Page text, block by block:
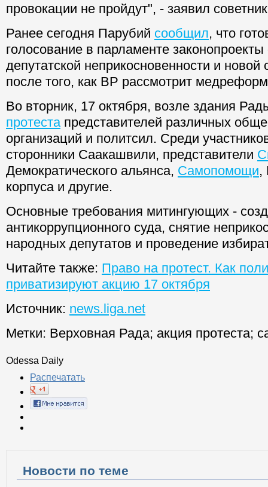
провокации не пройдут", - заявил
Ранее сегодня Парубий сообщил, что
голосование в парламенте
депутатской неприкосновенности и
после того, как ВР рассмотрит
Во вторник, 17 октября, возле здания
протестапредставителей различных
организаций и политсил. Среди
сторонники Саакашвили, представители
Демократического альянса, Самопомощи,
корпуса и другие.
Основные требования митингующих -
антикоррупционного суда, снятие
народных депутатов и проведение
Читайте также: Право на протест. Как
приватизируют акцию 17 октября
Источник: news.liga.net
Метки: Верховная Рада; акция протеста;
Odessa Daily
Распечатать
Новости по теме